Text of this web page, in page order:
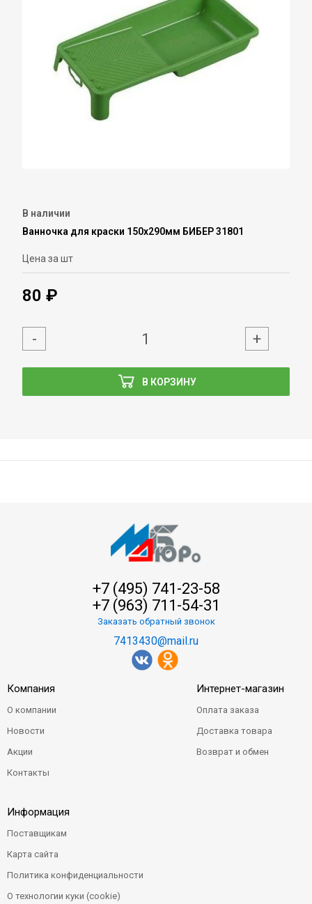
В наличии
Ванночка для краски 150х290мм БИБЕР 31801
Цена за шт
80 ₽
В КОРЗИНУ
- +
+7 (495) 741-23-58
+7 (963) 711-54-31
Заказать обратный звонок
7413430@mail.ru
Компания
О компании
Новости
Акции
Контакты
Интернет-магазин
Оплата заказа
Доставка товара
Возврат и обмен
Информация
Поставщикам
Карта сайта
Политика конфиденциальности
О технологии куки (cookie)